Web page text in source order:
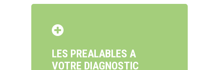
LES PREALABLES A
VOTRE DIAGNOSTIC